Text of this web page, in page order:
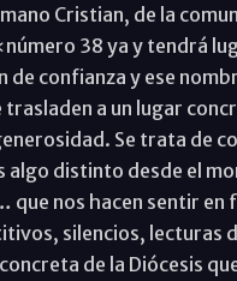
Cristian, de la
38 ya y tendrá
de confianza y ese
a un lugar
Se trata de
algo distinto desde el
nos hacen sentir en
silencios, lecturas
de la Diócesis